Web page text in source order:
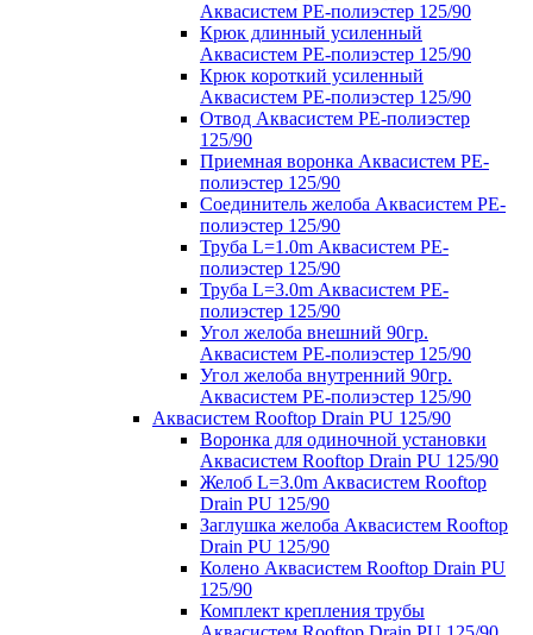
Аквасистем PE-полиэстер 125/90
Крюк длинный усиленный
Аквасистем PE-полиэстер 125/90
Крюк короткий усиленный
Аквасистем PE-полиэстер 125/90
Отвод Аквасистем РЕ-полиэстер
125/90
Приемная воронка Аквасистем PE-
полиэстер 125/90
Соединитель желоба Аквасистем PE-
полиэстер 125/90
Труба L=1.0m Аквасистем PE-
полиэстер 125/90
Труба L=3.0m Аквасистем PE-
полиэстер 125/90
Угол желоба внешний 90гр.
Аквасистем PE-полиэстер 125/90
Угол желоба внутренний 90гр.
Аквасистем PE-полиэстер 125/90
Аквасистем Rooftop Drain PU 125/90
Воронка для одиночной установки
Аквасистем Rooftop Drain PU 125/90
Желоб L=3.0m Аквасистем Rooftop
Drain PU 125/90
Заглушка желоба Аквасистем Rooftop
Drain PU 125/90
Колено Аквасистем Rooftop Drain PU
125/90
Комплект крепления трубы